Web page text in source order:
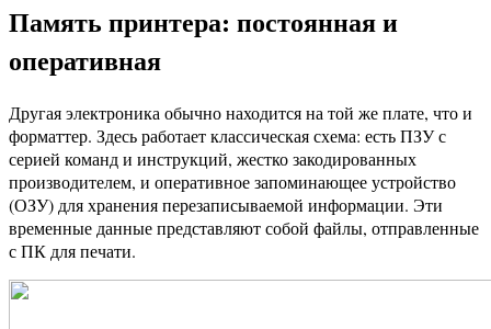
Память принтера: постоянная и
оперативная
Другая электроника обычно находится на той же плате, что и
форматтер. Здесь работает классическая схема: есть ПЗУ с
серией команд и инструкций, жестко закодированных
производителем, и оперативное запоминающее устройство
(ОЗУ) для хранения перезаписываемой информации. Эти
временные данные представляют собой файлы, отправленные
с ПК для печати.